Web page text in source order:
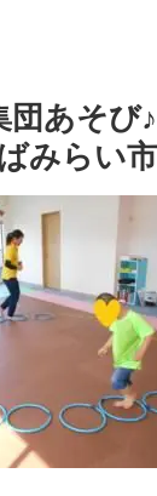
あそ
みらい市